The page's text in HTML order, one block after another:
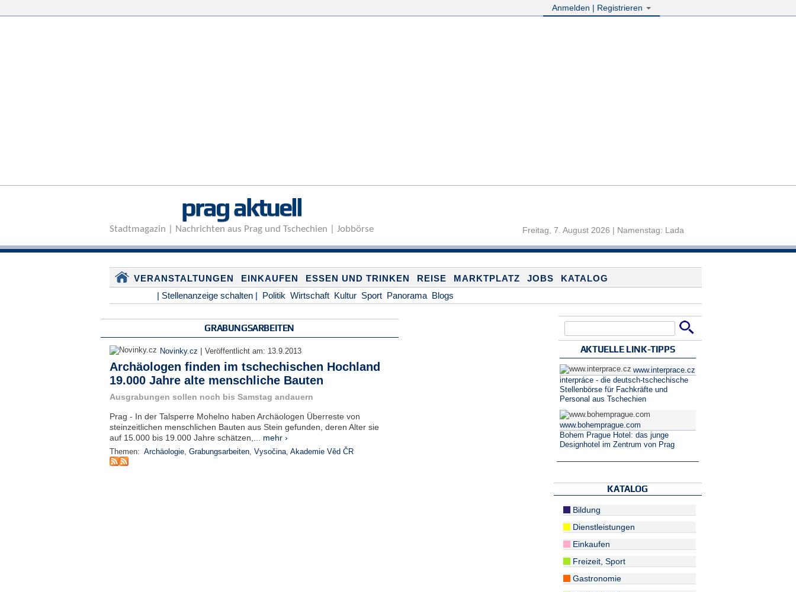
Anmelden | Registrieren
prag aktuell
Stadtmagazin | Nachrichten aus Prag und Tschechien | Jobbörse Freitag, 7. August 2026 | Namenstag: Lada
VERANSTALTUNGEN EINKAUFEN ESSEN UND TRINKEN REISE MARKTPLATZ JOBS
KATALOG
| Stellenanzeige schalten | Politik Wirtschaft Kultur Sport Panorama Blogs
GRABUNGSARBEITEN
Novinky.cz | Veröffentlicht am: 13.9.2013
Archäologen finden im tschechischen Hochland
19.000 Jahre alte menschliche Bauten
Ausgrabungen sollen noch bis Samstag andauern
Prag - In der Talsperre Mohelno haben Archäologen Überreste von
steinzeitlichen menschlichen Bauten aus Stein gefunden, deren Alter sie
auf 15.000 bis 19.000 Jahre schätzen,... mehr ›
Themen: Archäologie, Grabungsarbeiten, Vysočina, Akademie Věd ČR
AKTUELLE LINK-TIPPS
www.interprace.cz
interpráce - die deutsch-tschechische
Stellenbörse für Fachkräfte und
Personal aus Tschechien
www.bohemprague.com
Bohem Prague Hotel: das junge
Designhotel im Zentrum von Prag
KATALOG
Bildung
Dienstleistungen
Einkaufen
Freizeit, Sport
Gastronomie